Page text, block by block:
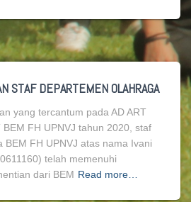
STAF DEPARTEMEN OLAHRAGA
yang tercantum pada AD ART
BEM FH UPNVJ tahun 2020, staf
BEM FH UPNVJ atas nama Ivani
telah memenuhi
dari BEM Read more…